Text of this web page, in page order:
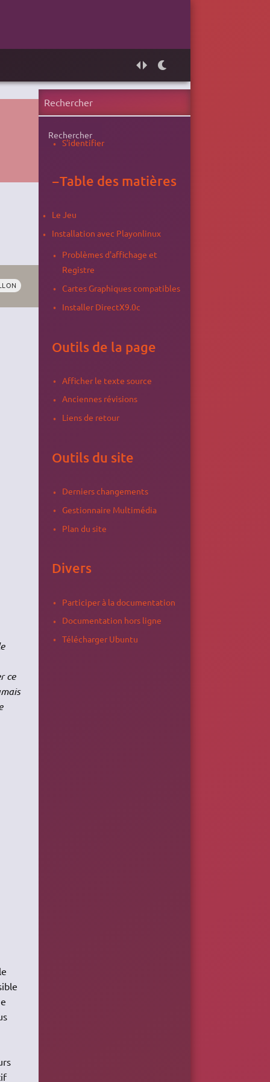
ce
Rechercher
S'identifier
−Table des matières
Le Jeu
Installation avec Playonlinux
Problèmes d'affichage et
Registre
Cartes Graphiques compatibles
Installer DirectX9.0c
Outils de la page
Afficher le texte source
Anciennes révisions
Liens de retour
Outils du site
Derniers changements
Gestionnaire Multimédia
Plan du site
Divers
Participer à la documentation
Documentation hors ligne
Télécharger Ubuntu